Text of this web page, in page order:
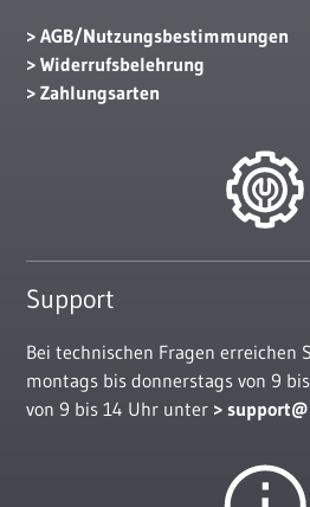
AGB/Nutzungsbestimmungen
Widerrufsbelehrung
Zahlungsarten
Support
Bei technischen Fragen erreichen
montags bis donnerstags von 9
von 9 bis 14 Uhr unter